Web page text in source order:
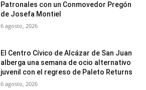
Patronales con un Conmovedor Pregón
de Josefa Montiel
6 agosto, 2026
El Centro Cívico de Alcázar de San Juan
alberga una semana de ocio alternativo
juvenil con el regreso de Paleto Returns
6 agosto, 2026